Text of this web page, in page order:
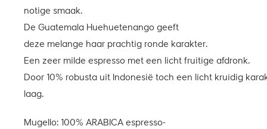
notige smaak.
De Guatemala Huehuetenango geeft
deze melange haar prachtig ronde karakter.
Een zeer milde espresso met een licht fruitige afdronk.
Door 10% robusta uit Indonesië toch een licht kruidig
laag.
Mugello: 100% ARABICA espresso­